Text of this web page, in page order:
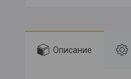
Описание